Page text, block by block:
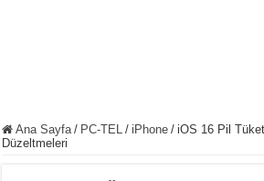
Ana Sayfa / PC-TEL / iPhone / iOS 16 Pil
Düzeltmeleri